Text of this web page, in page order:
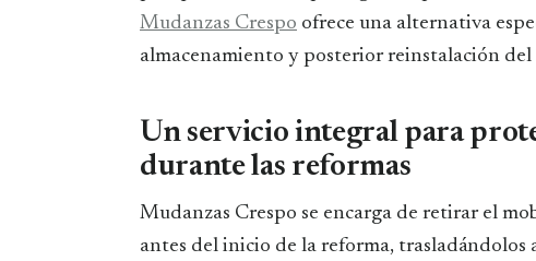
Mudanzas Crespo ofrece una alternativa
almacenamiento y posterior reinstalación
Un servicio integral para
durante las reformas
Mudanzas Crespo se encarga de retirar el
antes del inicio de la reforma, trasladándolos